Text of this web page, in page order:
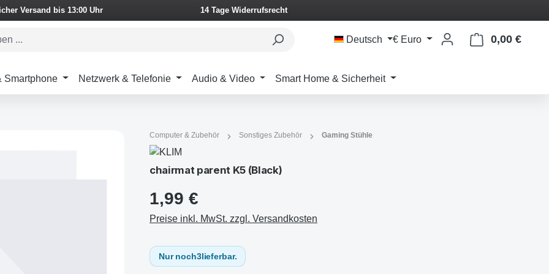
Versand bis 13:00 Uhr 14 Tage Widerrufsrecht
Deutsch € Euro 0,00 €
Smartphone Netzwerk & Telefonie Audio & Video Smart Home & Sicherheit
Computer & Zubehör Sonstiges Zubehör Gaming Stühle
chairmat parent K5 (Black)
1,99 €
Preise inkl. MwSt. zzgl. Versandkosten
Nur noch3lieferbar.